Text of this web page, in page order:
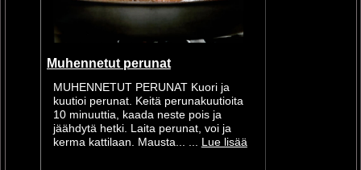
Muhennetut perunat
MUHENNETUT PERUNAT Kuori ja
kuutioi perunat. Keitä perunakuutioita
10 minuuttia, kaada neste pois ja
jäähdytä hetki. Laita perunat, voi ja
kerma kattilaan. Mausta... ...
Lue lisää